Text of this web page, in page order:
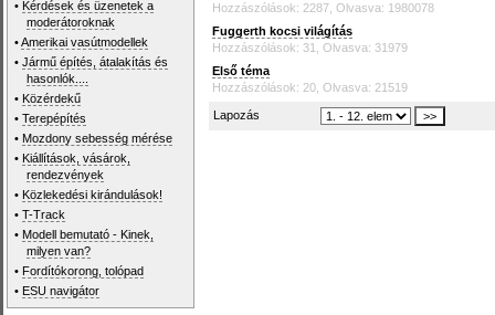
• Kérdések és üzenetek a
moderátoroknak
•Amerikai vasútmodellek
•Jármű építés, átalakítás és
hasonlók....
• Közérdekű
•Terepépítés
• Mozdony sebesség mérése
• Kiállítások, vásárok,
rendezvények
• Közlekedési kirándulások!
•T-Track
• Modell bemutató - Kinek,
milyen van?
• Fordítókorong, tolópad
• ESU navigátor
Hozzászólások: 2287, Olvasva: 1980078
Fuggerth kocsi világítás
Hozzászólások: 31, Olvasva: 31979
Első téma
Hozzászólások: 20, Olvasva: 21519
Lapozás